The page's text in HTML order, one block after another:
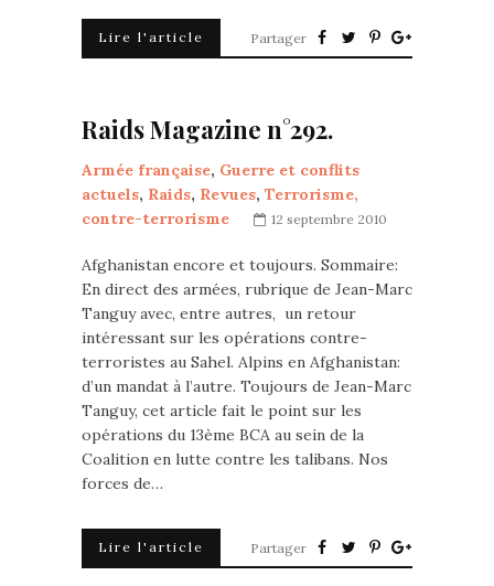
Lire l'article Partager
Raids Magazine n°292.
Armée française, Guerre et conflits
actuels, Raids, Revues, Terrorisme,
contre-terrorisme
12 septembre 2010
Afghanistan encore et toujours. Sommaire:
En direct des armées, rubrique de Jean-Marc
Tanguy avec, entre autres, un retour
intéressant sur les opérations contre-
terroristes au Sahel. Alpins en Afghanistan:
d’un mandat à l’autre. Toujours de Jean-Marc
Tanguy, cet article fait le point sur les
opérations du 13ème BCA au sein de la
Coalition en lutte contre les talibans. Nos
forces de…
Lire l'article Partager